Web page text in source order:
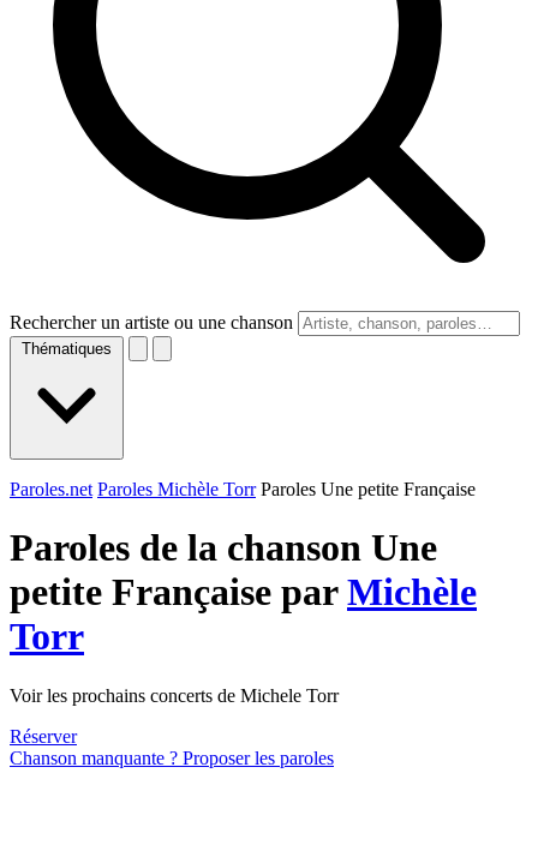
Rechercher un artiste ou une chanson
Thématiques
Paroles.net Paroles Michèle Torr Paroles Une petite Française
Paroles de la chanson Une
petite Française parMichèle
Torr
Voir les prochains concerts de Michele Torr
Réserver
Chanson manquante ? Proposer les paroles